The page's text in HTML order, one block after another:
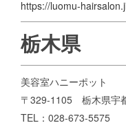
https://luomu-
栃木県
美容室ハニーポット
〒329-1105 栃木県宇
TEL：028-673-5575